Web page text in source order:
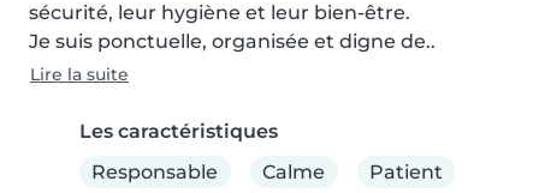
sécurité, leur hygiène et leur bien-être.
Je suis ponctuelle, organisée et digne de..
Lire la suite
Les caractéristiques
Responsable
Calme Patient